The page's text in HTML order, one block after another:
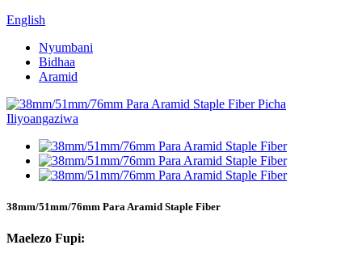
English
Nyumbani
Bidhaa
Aramid
38mm/51mm/76mm Para Aramid Staple Fiber
Maelezo Fupi: